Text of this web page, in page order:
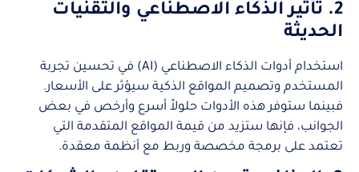
2. تأثير الذكاء الاصطناعي والتقنيات
الحديثة
استخدام أدوات الذكاء الاصطناعي (AI) في تحسين تجربة
المستخدم وتصميم المواقع الذكية سيؤثر على الأسعار.
فبينما ستوفر هذه الأدوات حلولاً أسرع وأرخص في بعض
الجوانب، فإنها ستزيد من قيمة المواقع المتقدمة التي
تعتمد على برمجة مخصصة وربط مع أنظمة معقدة.